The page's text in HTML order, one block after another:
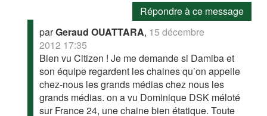
Répondre à ce message
parGeraud OUATTARA, 15 décembre
2012 17:35
Bien vu Citizen ! Je me demande si Damiba et
son équipe regardent les chaines qu’on appelle
chez-nous les grands médias chez nous les
grands médias. on a vu Dominique DSK méloté
sur France 24, une chaine bien étatique. Toute